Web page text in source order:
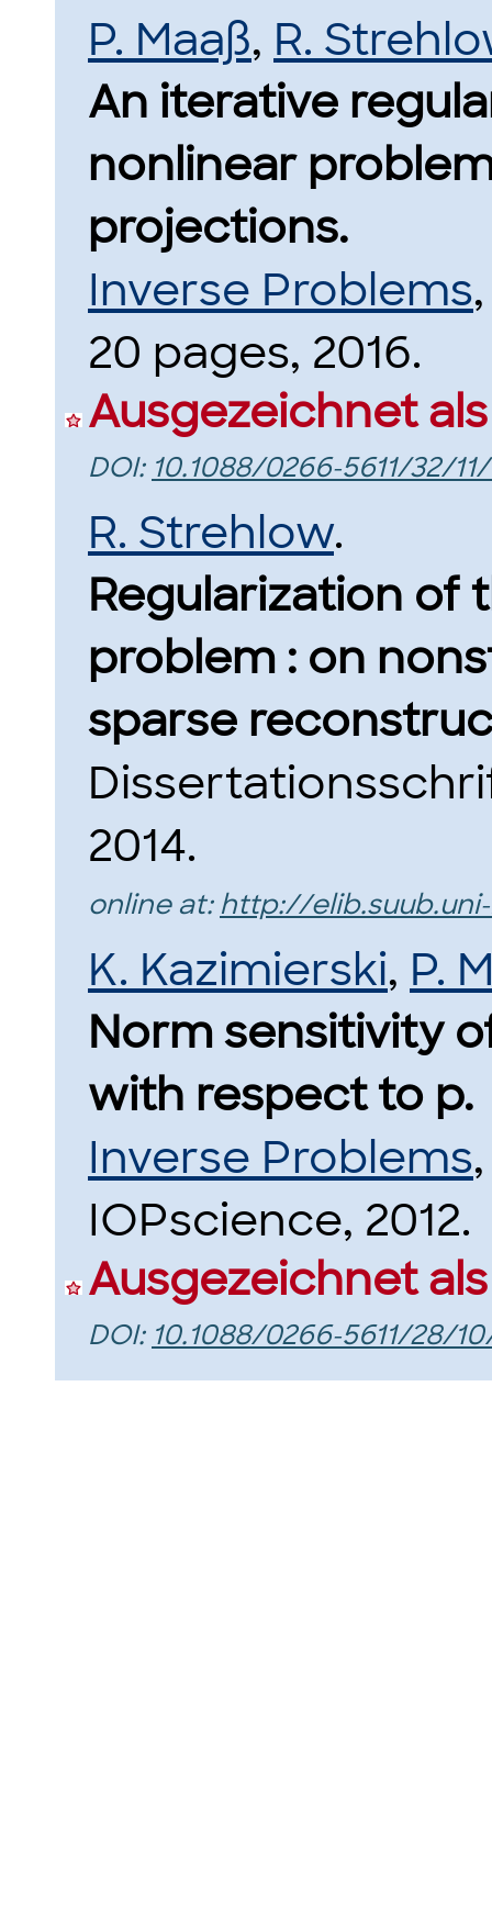
P. Maaß, R.
An iterative
nonlinear
projections.
Inverse Problems
20 pages, 2016.
Ausgezeichnet
DOI: 10.1088/0266-5611/32/11/
R. Strehlow.
Regularization of
problem : on
sparse
2014.
online at: http://
K. Kazimierski, P.
Norm sensitivity
with respect to p.
Inverse Problems
IOPscience, 2012.
Ausgezeichnet
DOI: 10.1088/0266-5611/28/